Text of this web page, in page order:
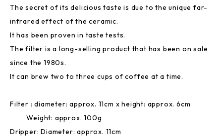
The secret of its delicious taste is due to the unique far-
infrared effect of the ceramic.
It has been proven in taste tests.
The filter is a long-selling product that has been on sale
since the 1980s.
It can brew two to three cups of coffee at a time.
Filter : diameter: approx. 11cm x height: approx. 6cm
Weight: approx. 100g
Dripper: Diameter: approx. 11cm